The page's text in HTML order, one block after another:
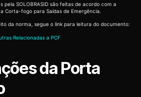
SOLOBRASID são feitas de acordo com a
Corta-fogo para Saídas de Emergência.
da norma, segue o link para leitura do documento:
Relacionadas a PCF
da Porta